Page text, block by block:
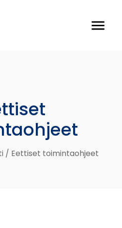
menu
/ Eettiset toimintaohjeet